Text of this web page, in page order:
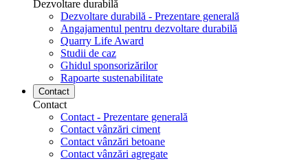
Dezvoltare durabilă
Dezvoltare durabilă - Prezentare generală
Angajamentul pentru dezvoltare durabilă
Quarry Life Award
Studii de caz
Ghidul sponsorizărilor
Rapoarte sustenabilitate
Contact
Contact
Contact - Prezentare generală
Contact vânzări ciment
Contact vânzări betoane
Contact vânzări agregate